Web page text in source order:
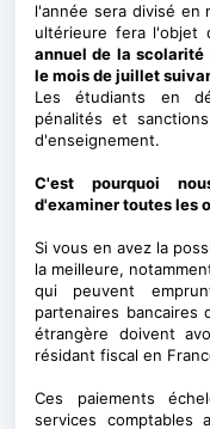
l'année sera divisé en
ultérieure fera l'objet
annuel de la
le mois de juillet
Les étudiants en
pénalités et
d'enseignement.
C'est pourquoi
d'examiner toutes les
Si vous en avez la
la meilleure,
qui peuvent
partenaires bancaires
étrangère doivent
résidant fiscal en
Ces paiements
services comptables